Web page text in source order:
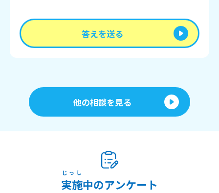
答えを送る
他の相談を見る
実施
じっし
中のアンケート